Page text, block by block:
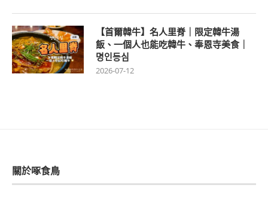
【首爾韓牛】名人里脊｜限定韓牛湯
飯、一個人也能吃韓牛、奉恩寺美食｜
명인등심
2026-07-12
關於啄食鳥